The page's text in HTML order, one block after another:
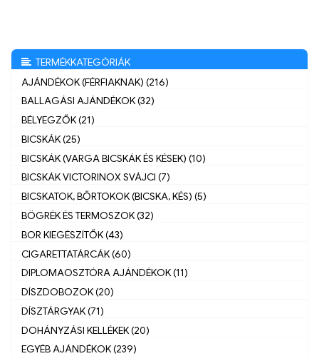
TERMÉKKATEGÓRIÁK
AJÁNDÉKOK (FÉRFIAKNAK) (216)
BALLAGÁSI AJÁNDÉKOK (32)
BÉLYEGZŐK (21)
BICSKÁK (25)
BICSKÁK (VARGA BICSKÁK ÉS KÉSEK) (10)
BICSKÁK VICTORINOX SVÁJCI (7)
BICSKATOK, BŐRTOKOK (BICSKA, KÉS) (5)
BÖGRÉK ÉS TERMOSZOK (32)
BOR KIEGÉSZÍTŐK (43)
CIGARETTATÁRCÁK (60)
DIPLOMAOSZTÓRA AJÁNDÉKOK (11)
DÍSZDOBOZOK (20)
DÍSZTÁRGYAK (71)
DOHÁNYZÁSI KELLÉKEK (20)
EGYÉB AJÁNDÉKOK (239)